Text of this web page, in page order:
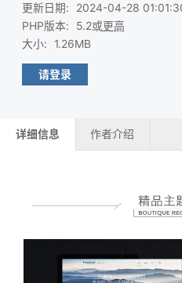
更新日期: 2024-04-28
PHP版本: 5.2或更高
大小: 1.26MB
请登录
详细信息 作者介绍